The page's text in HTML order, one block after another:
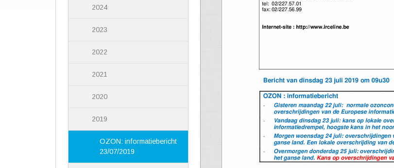
2024
2023
2022
2021
2020
2019
OZON: informatiebericht
23/07/2019